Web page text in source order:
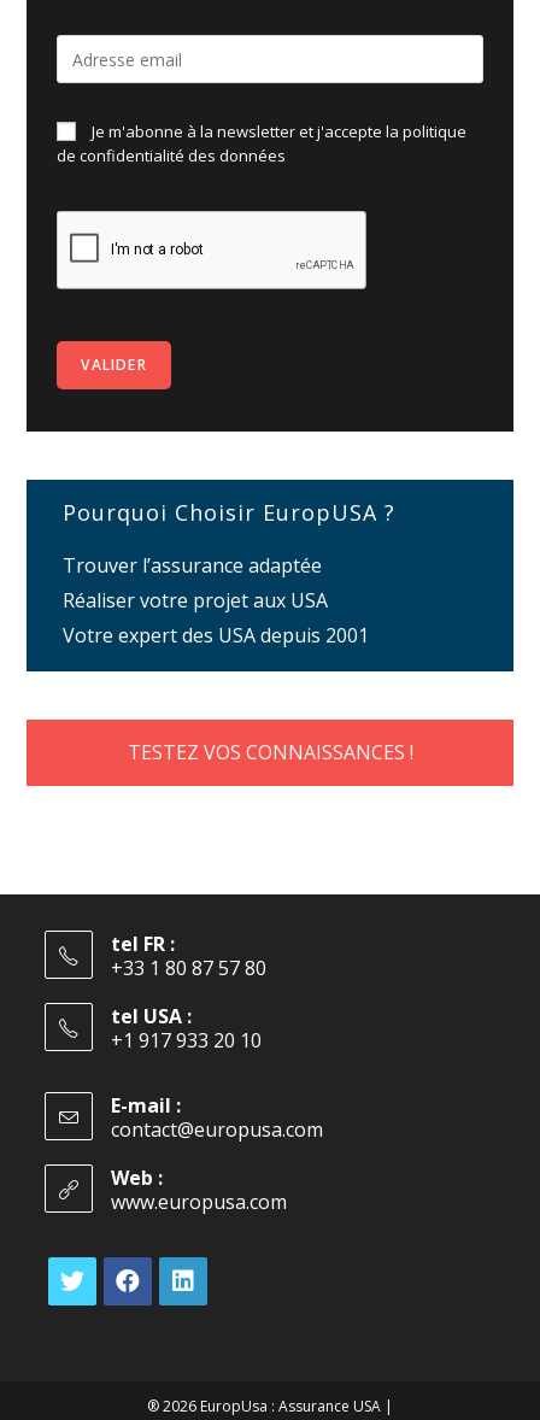
Je m'abonne à la newsletter et j'accepte la politique
deconfidentialité des données
Pourquoi Choisir EuropUSA ?
Trouver l’assurance adaptée
Réaliser votre projet aux USA
Votre expert des USA depuis 2001
TESTEZ VOS CONNAISSANCES !
tel FR :
+33 1 80 87 57 80
tel USA :
+1 917 933 20 10
E-mail :
contact@europusa.com
Web :
www.europusa.com
® 2026 EuropUsa : Assurance USA |